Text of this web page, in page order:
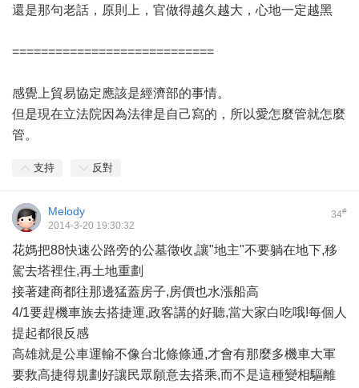
還是那句老話，原則上，官做得越久越大，心地一定越黑
============================
感覺上貿易協定應該是經濟部的事情。
但是現在立法院因為法律是自己寫的，所以愛怎麼管就怎麼
管。
支持 反對
34#
Melody
2014-3-20 19:30:32
花媽把88快速公路旁的公墓徵收,讓"地主"不要躺在地下,移
駕去塔裡住,再土地重劃
接著建商都往那邊猛蓋房子,房價也水漲船高
4/1要趕機車族去搭捷運,政客講的好聽,當大家白吃哦!每個人
提起都很反感
高雄就是公車運輸不像台北條條通,才會有那麼多機車大軍
要救高捷得規劃好讓民眾願意去搭乘,而不是這種變相驅離